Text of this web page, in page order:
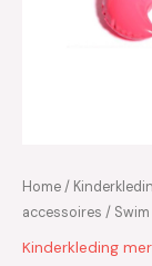
Home/
accessoires /
Kinderkleding